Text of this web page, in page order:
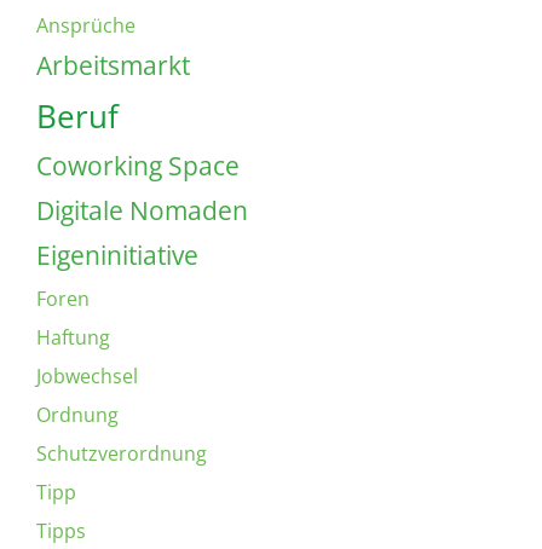
Ansprüche
Arbeitsmarkt
Beruf
Coworking Space
Digitale Nomaden
Eigeninitiative
Foren
Haftung
Jobwechsel
Ordnung
Schutzverordnung
Tipp
Tipps